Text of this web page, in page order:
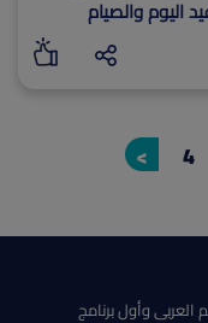
اليوم والصيام
4
>
وأول برنامج